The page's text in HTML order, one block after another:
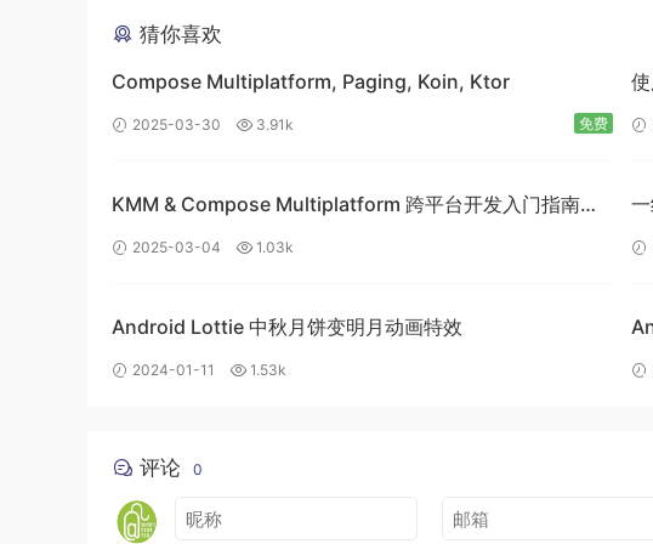
猜你喜欢
Compose Multiplatform, Paging, Koin, Ktor
2025-03-30 3.91k 免费
KMM & Compose Multiplatform 跨平台开发入门指南：
构建高效的移动应用
2025-03-04 1.03k
Android Lottie 中秋月饼变明月动画特效
2024-01-11 1.53k
评论 0